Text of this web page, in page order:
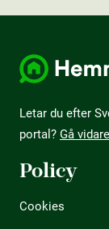
Letar du efter
portal? Gå
Policy
Cookies